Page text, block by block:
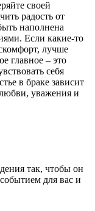
своей
радость от
наполнена
Если какие-то
лучше
главное – это
себя
в браке зависит
уважения и
так, чтобы он
для вас и